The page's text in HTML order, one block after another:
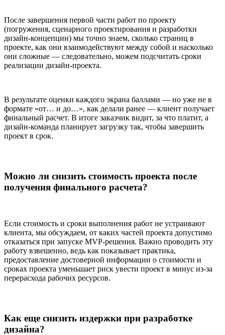
После завершения первой части работ по проекту
(погружения, сценарного проектирования и разработки
дизайн-концепции) мы точно знаем, сколько страниц в
проекте, как они взаимодействуют между собой и насколько
они сложные — следовательно, можем подсчитать сроки
реализации дизайн-проекта.
В результате оценки каждого экрана баллами — но уже не в
формате «от… и до…», как делали ранее — клиент получает
финальный расчет. В итоге заказчик видит, за что платит, а
дизайн-команда планирует загрузку так, чтобы завершить
проект в срок.
Можно ли снизить стоимость проекта после
получения финального расчета?
Если стоимость и сроки выполнения работ не устраивают
клиента, мы обсуждаем, от каких частей проекта допустимо
отказаться при запуске MVP-решения. Важно проводить эту
работу взвешенно, ведь как показывает практика,
предоставление достоверной информации о стоимости и
сроках проекта уменьшает риск увести проект в минус из-за
перерасхода рабочих ресурсов.
Как еще снизить издержки при разработке
дизайна?